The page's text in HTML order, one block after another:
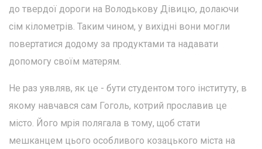
до твердої дороги на Володькову Дівицю, долаючи
сім кілометрів. Таким чином, у вихідні вони могли
повертатися додому за продуктами та надавати
допомогу своїм матерям.
Не раз уявляв, як це - бути студентом того інституту, в
якому навчався сам Гоголь, котрий прославив це
місто. Його мрія полягала в тому, щоб стати
мешканцем цього особливого козацького міста на